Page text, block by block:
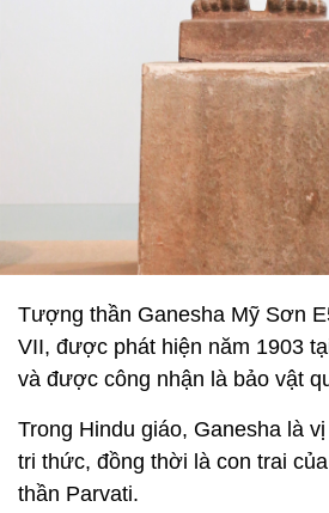
Tượng thần Ganesha Mỹ Sơn
VII, được phát hiện năm 1903
và được công nhận là bảo vật
Trong Hindu giáo, Ganesha là
tri thức, đồng thời là con trai
thần Parvati.